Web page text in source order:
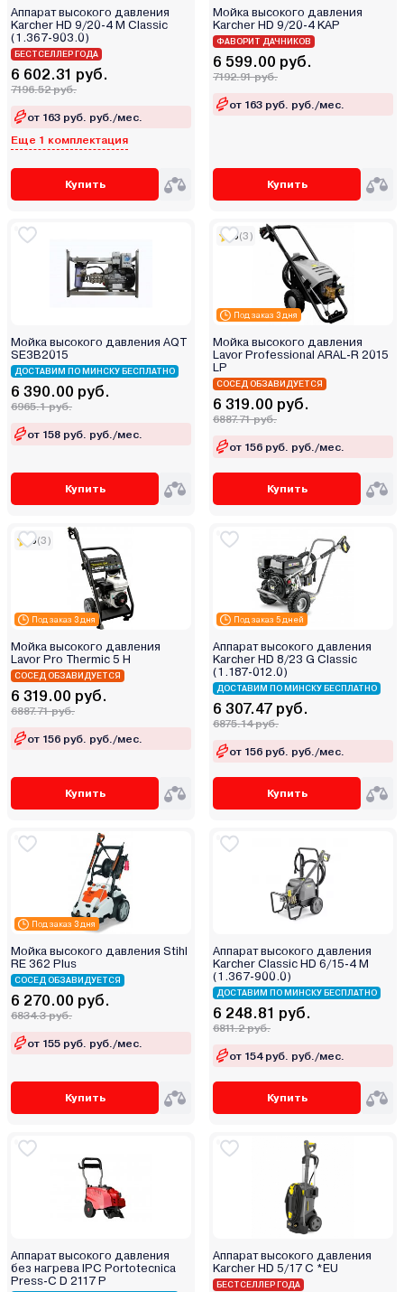
Аппарат высокого давления
Karcher HD 9/20-4 M Classic
(1.367-903.0)
БЕСТСЕЛЛЕР ГОДА
6 602.31 руб.
7196.52 руб.
от 163 руб. руб./мес.
Еще 1 комплектация
Купить
Мойка высокого давления
Karcher HD 9/20-4 KAP
ФАВОРИТ ДАЧНИКОВ
6 599.00 руб.
7192.91 руб.
от 163 руб. руб./мес.
Купить
Мойка высокого давления AQT
SE3B2015
ДОСТАВИМ ПО МИНСКУ БЕСПЛАТНО
6 390.00 руб.
6965.1 руб.
от 158 руб. руб./мес.
Купить
Под заказ 3 дня
5(3)
Мойка высокого давления
Lavor Professional ARAL-R 2015
LP
СОСЕД ОБЗАВИДУЕТСЯ
6 319.00 руб.
6887.71 руб.
от 156 руб. руб./мес.
Купить
Под заказ 3 дня
5(3)
Мойка высокого давления
Lavor Pro Thermic 5 H
СОСЕД ОБЗАВИДУЕТСЯ
6 319.00 руб.
6887.71 руб.
от 156 руб. руб./мес.
Купить
Под заказ 5 дней
Аппарат высокого давления
Karcher HD 8/23 G Classic
(1.187-012.0)
ДОСТАВИМ ПО МИНСКУ БЕСПЛАТНО
6 307.47 руб.
6875.14 руб.
от 156 руб. руб./мес.
Купить
Под заказ 3 дня
Мойка высокого давления Stihl
RE 362 Plus
СОСЕД ОБЗАВИДУЕТСЯ
6 270.00 руб.
6834.3 руб.
от 155 руб. руб./мес.
Купить
Аппарат высокого давления
Karcher Classic HD 6/15-4 M
(1.367-900.0)
ДОСТАВИМ ПО МИНСКУ БЕСПЛАТНО
6 248.81 руб.
6811.2 руб.
от 154 руб. руб./мес.
Купить
Аппарат высокого давления
без нагрева IPC Portotecnica
Press-C D 2117 P
Аппарат высокого давления
Karcher HD 5/17 C *EU
БЕСТСЕЛЛЕР ГОДА